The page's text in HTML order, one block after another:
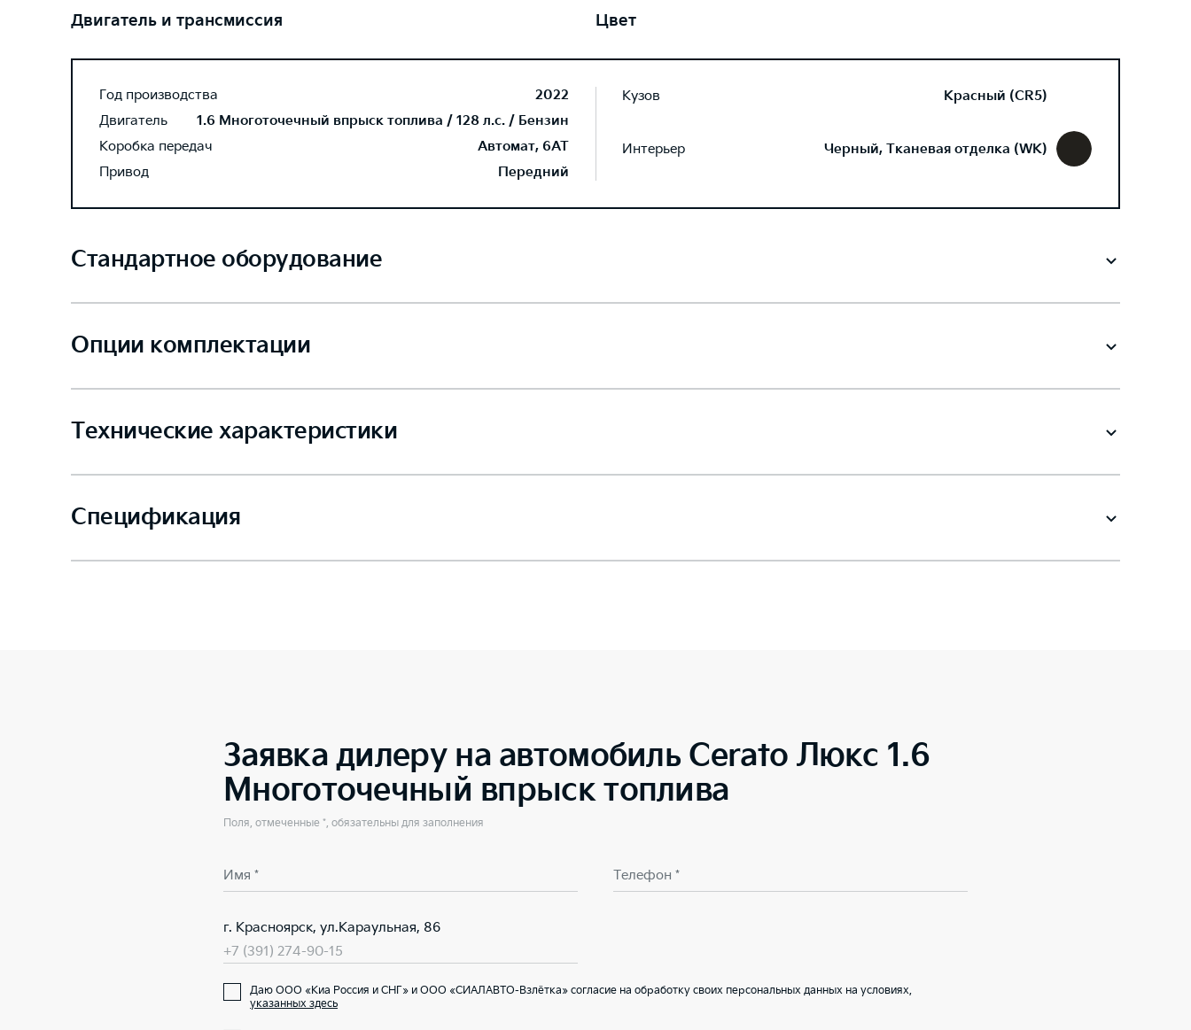
Двигатель и трансмиссия
Год производства
2022
Двигатель
1.6 Многоточечный впрыск топлива / 128 л.с. / Бензин
Коробка передач
Автомат, 6AT
Привод
Передний
Цвет
Кузов Красный (CR5)
Интерьер Черный, Тканевая отделка (WK)
Стандартное оборудование
Опции комплектации
Технические характеристики
Спецификация
Заявка дилеру на автомобиль Cerato Люкс 1.6
Многоточечный впрыск топлива
Поля, отмеченные *, обязательны для заполнения
Имя * Телефон *
г. Красноярск, ул.Караульная, 86
+7 (391) 274-90-15
Даю ООО «Киа Россия и СНГ» и ООО «СИАЛАВТО-Взлётка» согласие на обработку своих персональных данных на условиях,
указанных здесь